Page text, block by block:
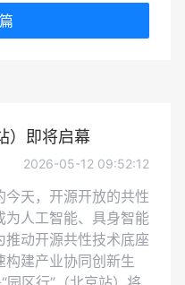
）即将启幕
2026-05-12 09:52:12
天，开源开放的共性
为人工智能、具身智能
动开源共性技术底座
构建产业协同创新生